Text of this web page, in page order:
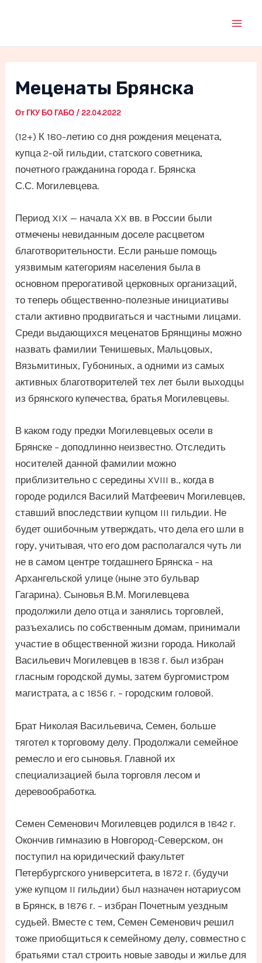
Меценаты Брянска
От ГКУ БО ГАБО /22.04.2022
(12+) К 180-летию со дня рождения мецената,
купца 2-ой гильдии, статского советника,
почетного гражданина города г. Брянска
С.С. Могилевцева.
Период XIX — начала XX вв. в России были
отмечены невиданным доселе расцветом
благотворительности. Если раньше помощь
уязвимым категориям населения была в
основном прерогативой церковных организаций,
то теперь общественно-полезные инициативы
стали активно продвигаться и частными лицами.
Среди выдающихся меценатов Брянщины можно
назвать фамилии Тенишевых, Мальцовых,
Вязьмитиных, Губониных, а одними из самых
активных благотворителей тех лет были выходцы
из брянского купечества, братья Могилевцевы.
В каком году предки Могилевцевых осели в
Брянске – доподлинно неизвестно. Отследить
носителей данной фамилии можно
приблизительно с середины XVIII в., когда в
городе родился Василий Матфеевич Могилевцев,
ставший впоследствии купцом III гильдии. Не
будет ошибочным утверждать, что дела его шли в
гору, учитывая, что его дом располагался чуть ли
не в самом центре тогдашнего Брянска – на
Архангельской улице (ныне это бульвар
Гагарина). Сыновья В.М. Могилевцева
продолжили дело отца и занялись торговлей,
разъехались по собственным домам, принимали
участие в общественной жизни города. Николай
Васильевич Могилевцев в 1838 г. был избран
гласным городской думы, затем бургомистром
магистрата, а с 1856 г. – городским головой.
Брат Николая Васильевича, Семен, больше
тяготел к торговому делу. Продолжали семейное
ремесло и его сыновья. Главной их
специализацией была торговля лесом и
деревообработка.
Семен Семенович Могилевцев родился в 1842 г.
Окончив гимназию в Новгород-Северском, он
поступил на юридический факультет
Петербургского университета, в 1872 г. (будучи
уже купцом II гильдии) был назначен нотариусом
в Брянск, в 1876 г. – избран Почетным уездным
судьей. Вместе с тем, Семен Семенович решил
тоже приобщиться к семейному делу, совместно с
братьями стал строить новые заводы и жилье для